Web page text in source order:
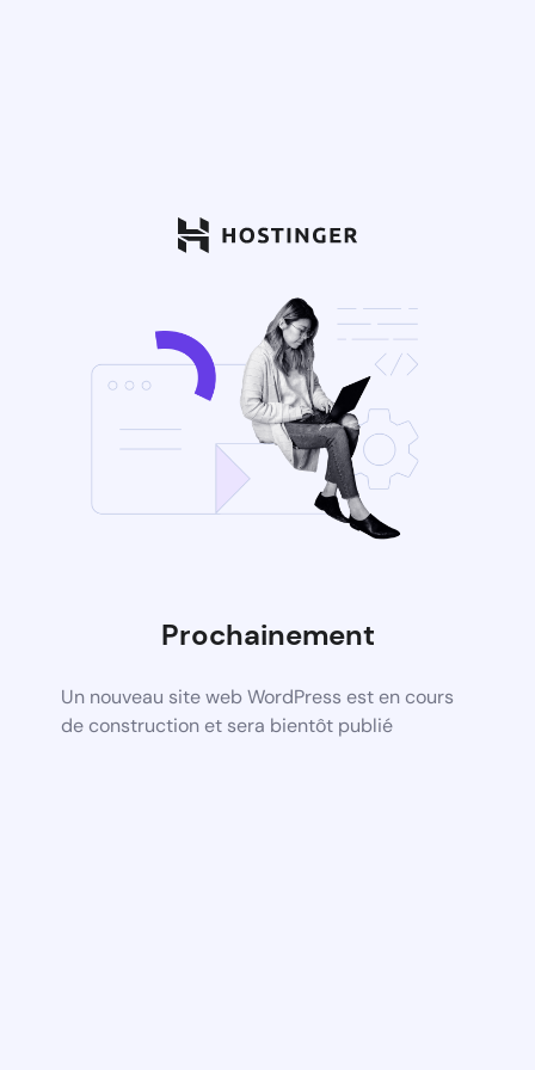
Prochainement
Un nouveau site web WordPress est en cours
de construction et sera bientôt publié